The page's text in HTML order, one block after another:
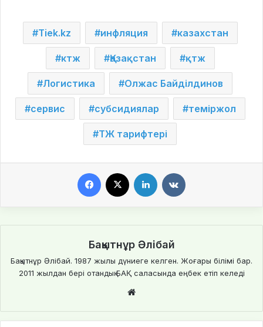
Tiek.kz инфляция казахстан
ктж Қазақстан қтж
Логистика Олжас Байділдинов
сервис субсидиялар теміржол
ТЖ тарифтері
Бақытнұр Әлібай
Бақытнұр Әлібай. 1987 жылы дүниеге келген. Жоғары білімі бар.
2011 жылдан бері отандық БАҚ саласында еңбек етіп келеді
te